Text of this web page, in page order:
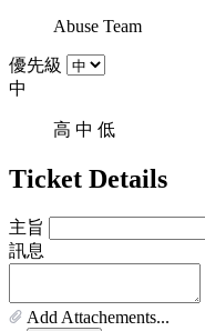
Abuse Team
優先級
中
高 中 低
Ticket Details
主旨
訊息
Add Attachements...